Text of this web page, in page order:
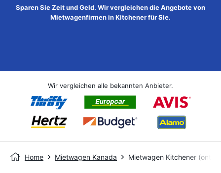
Sparen Sie Zeit und Geld. Wir vergleichen die Angebote von
Mietwagenfirmen in Kitchener für Sie.
Wir vergleichen alle bekannten Anbieter.
Home Mietwagen Kanada Mietwagen Kitchener